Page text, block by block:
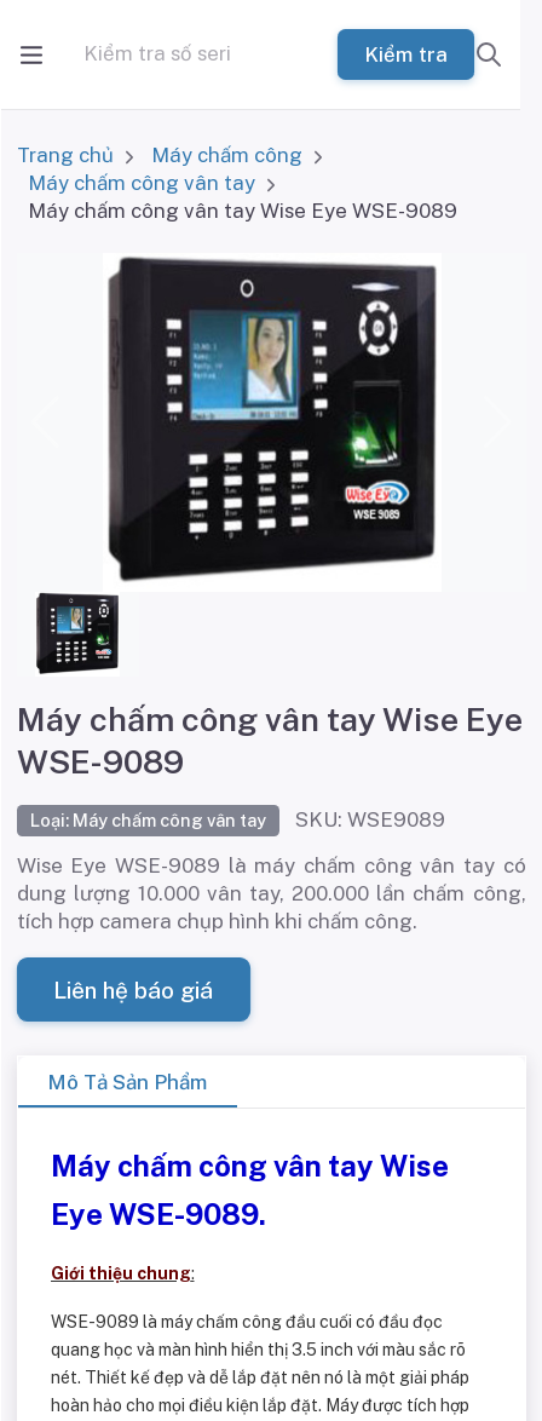
Kiểm tra
Trang chủ
Máy chấm công
Máy chấm công vân tay
Máy chấm công vân tay Wise Eye WSE-9089
Máy chấm công vân tay Wise Eye
WSE-9089
Loại: Máy chấm công vân tay
SKU: WSE9089
Wise Eye WSE-9089 là máy chấm công vân tay có
dung lượng 10.000 vân tay, 200.000 lần chấm công,
tích hợp camera chụp hình khi chấm công.
Liên hệ báo giá
Mô Tả Sản Phẩm
Máy chấm công vân tay Wise
Eye WSE-9089.
Giới thiệu chung:
WSE-9089 là máy chấm công đầu cuối có đầu đọc
quang học và màn hình hiển thị 3.5 inch với màu sắc rõ
nét. Thiết kế đẹp và dễ lắp đặt nên nó là một giải pháp
hoàn hảo cho mọi điều kiện lắp đặt. Máy được tích hợp